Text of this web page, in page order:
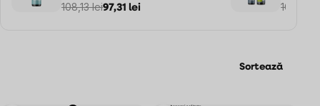
108,13 lei97,31 lei
pentru
108,13
Sortează